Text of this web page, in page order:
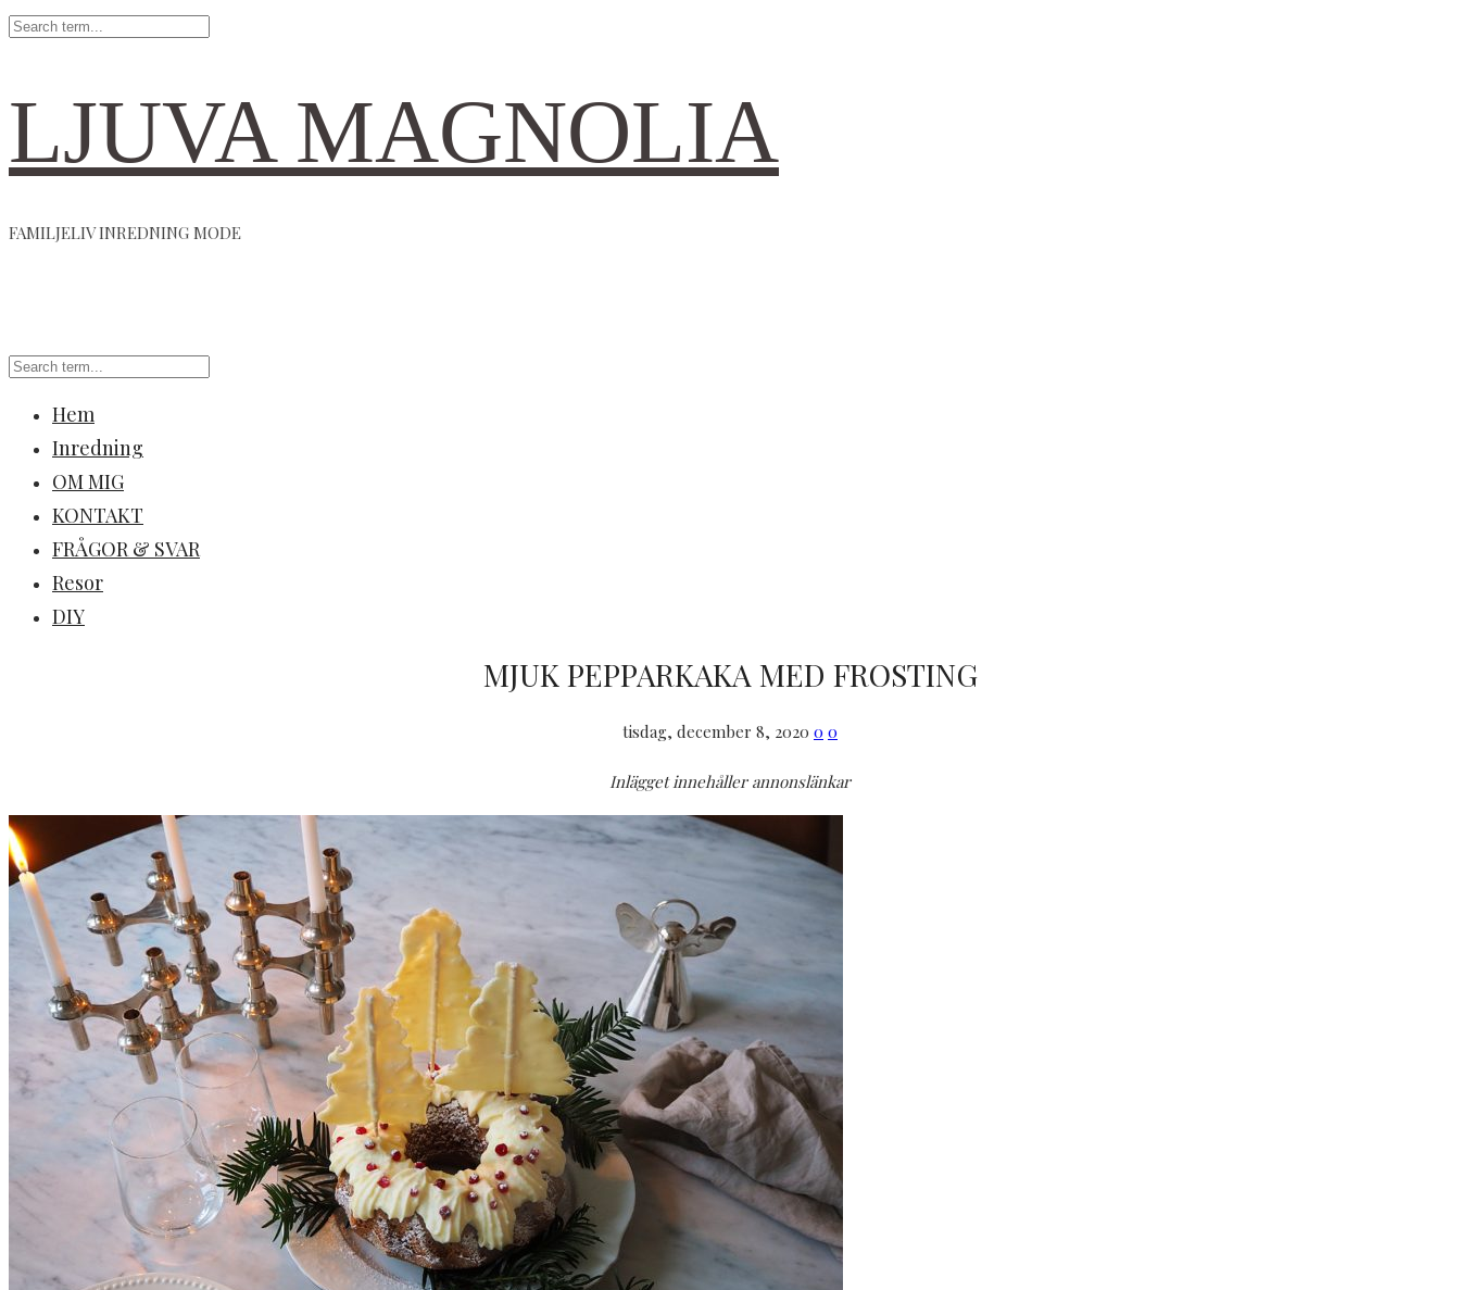
LJUVA MAGNOLIA
FAMILJELIV INREDNING MODE
Hem
Inredning
OM MIG
KONTAKT
FRÅGOR & SVAR
Resor
DIY
MJUK PEPPARKAKA MED FROSTING
tisdag, december 8, 2020 0 0
Inlägget innehåller annonslänkar